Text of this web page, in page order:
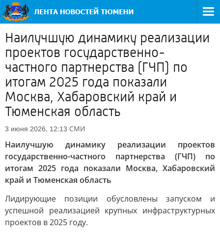
Наилучшую динамику реализации
проектов государственно-
частного партнерства (ГЧП) по
итогам 2025 года показали
Москва, Хабаровский край и
Тюменская область
3 июня 2026, 12:13 СМИ
Наилучшую динамику реализации проектов
государственно-частного партнерства (ГЧП) по
итогам 2025 года показали Москва, Хабаровский
край и Тюменская область
Лидирующие позиции обусловлены запуском и
успешной реализацией крупных инфраструктурных
проектов в 2025 году.